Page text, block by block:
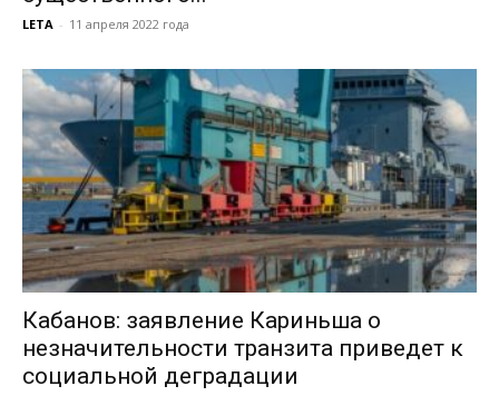
LETA - 11 апреля 2022 года
Кабанов: заявление Кариньша о
незначительности транзита приведет к
социальной деградации